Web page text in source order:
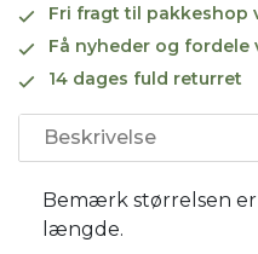
Fri fragt til pakkeshop
Få nyheder og
14 dages fuld returret
Beskrivelse
Bemærk størrelsen
længde.